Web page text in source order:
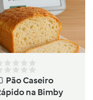
Pão Caseiro
na Bimby